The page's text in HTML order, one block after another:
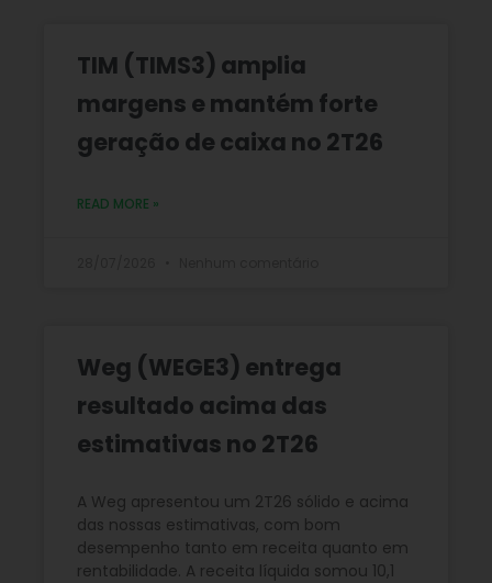
TIM (TIMS3) amplia
margens e mantém forte
geração de caixa no 2T26
READ MORE »
Weg (WEGE3) entrega
resultado acima das
estimativas no 2T26
A Weg apresentou um 2T26 sólido e acima
das nossas estimativas, com bom
desempenho tanto em receita quanto em
rentabilidade. A receita líquida somou 10,1